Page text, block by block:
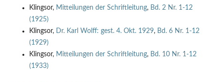
Klingsor, Mitteilungen der Schriftleitung, Bd. 2 Nr. 1-12
(1925)
Klingsor,
Dr. Karl Wolff: gest. 4. Okt. 1929, Bd. 6 Nr. 1-12
(1929)
Klingsor, Mitteilungen der Schriftleitung, Bd. 10 Nr. 1-12
(1933)